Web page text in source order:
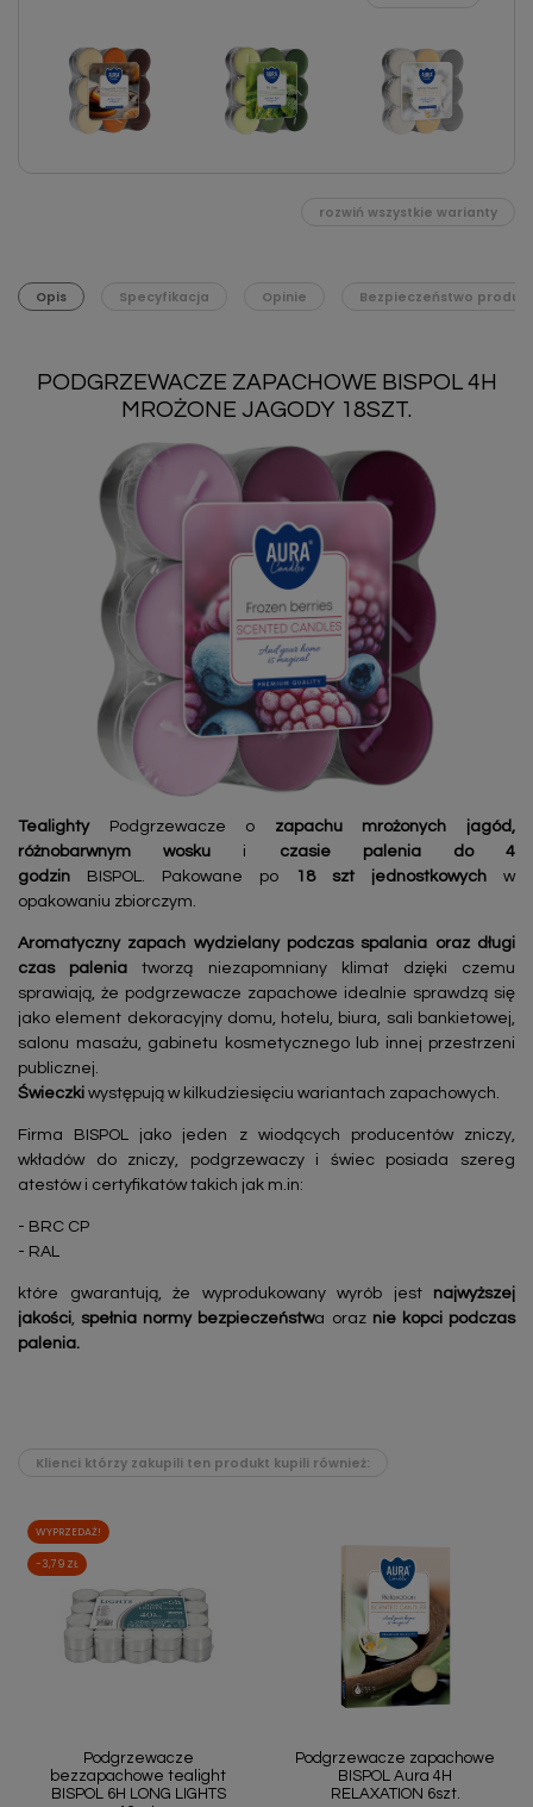
rozwiń wszystkie warianty
Opis Specyfikacja Opinie Bezpieczeństwo
PODGRZEWACZE ZAPACHOWE BISPOL 4H
MROŻONE JAGODY 18SZT.
TealightyPodgrzewacze o zapachu mrożonych jagód,
różnobarwnym wosku i
czasie palenia do 4
godzin BISPOL. Pakowane po 18 szt jednostkowychw
opakowaniu zbiorczym.
Aromatyczny zapach wydzielany podczas spalania oraz długi
czas palenia tworzą niezapomniany klimat dzięki czemu
sprawiają, że podgrzewacze zapachowe idealnie sprawdzą się
jako element dekoracyjny domu, hotelu, biura, sali bankietowej,
salonu masażu, gabinetu kosmetycznego lub innej przestrzeni
publicznej.
Świeczki występują w kilkudziesięciu wariantach zapachowych.
Firma BISPOL jako jeden z wiodących producentów zniczy,
wkładów do zniczy, podgrzewaczy i świec posiada szereg
atestów i certyfikatów takich jak m.in:
- BRC CP
- RAL
które gwarantują, że wyprodukowany wyrób jest najwyższej
jakości,spełnia normy bezpieczeństwa oraz nie kopci podczas
palenia.
Klienci którzy zakupili ten produkt kupili również:
Podgrzewacze
bezzapachowe tealight
BISPOL 6H LONG LIGHTS
-3,79 ZŁ
WYPRZEDAŻ!
Podgrzewacze zapachowe
BISPOL Aura 4H
RELAXATION 6szt.